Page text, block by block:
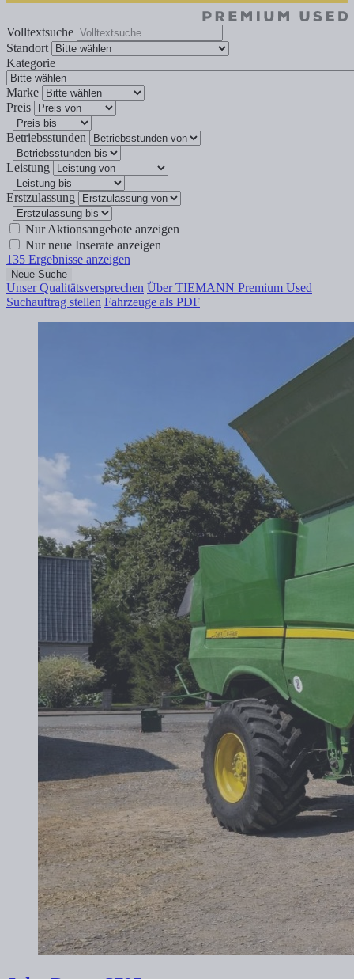
Volltextsuche
Standort
Kategorie
Marke
Preis
Betriebsstunden
Leistung
Erstzulassung
Nur Aktionsangebote anzeigen
Nur neue Inserate anzeigen
135 Ergebnisse anzeigen
Neue Suche
Unser Qualitätsversprechen Über TIEMANN Premium Used
Suchauftrag stellen Fahrzeuge als PDF